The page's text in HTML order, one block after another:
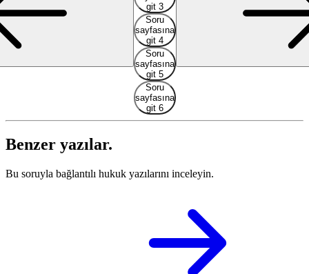
git 3
Soru
sayfasına
git 4
Soru
sayfasına
git 5
Soru
sayfasına
git 6
Benzer yazılar.
Bu soruyla bağlantılı hukuk yazılarını inceleyin.